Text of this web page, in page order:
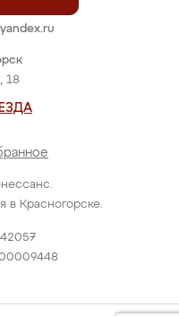
в Красногорске.
18